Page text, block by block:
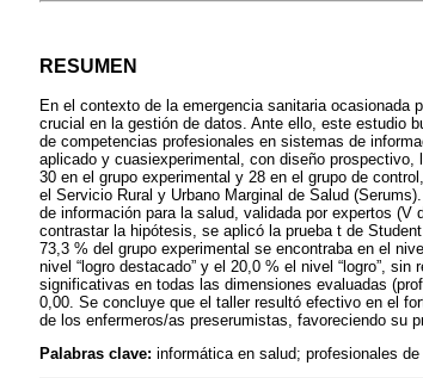
RESUMEN
En el contexto de la emergencia sanitaria ocasionada
crucial en la gestión de datos. Ante ello, este estudio
de competencias profesionales en sistemas de
aplicado y cuasiexperimental, con diseño
30 en el grupo experimental y 28 en el grupo de
el Servicio Rural y Urbano Marginal de Salud
de información para la salud, validada por expertos
contrastar la hipótesis, se aplicó la prueba t de
73,3 % del grupo experimental se encontraba en el
nivel “logro destacado” y el 20,0 % el nivel “logro”,
significativas en todas las dimensiones evaluadas
0,00. Se concluye que el taller resultó efectivo en el
de los enfermeros/as preserumistas, favoreciendo su
Palabras clave: informática en salud; profesionales